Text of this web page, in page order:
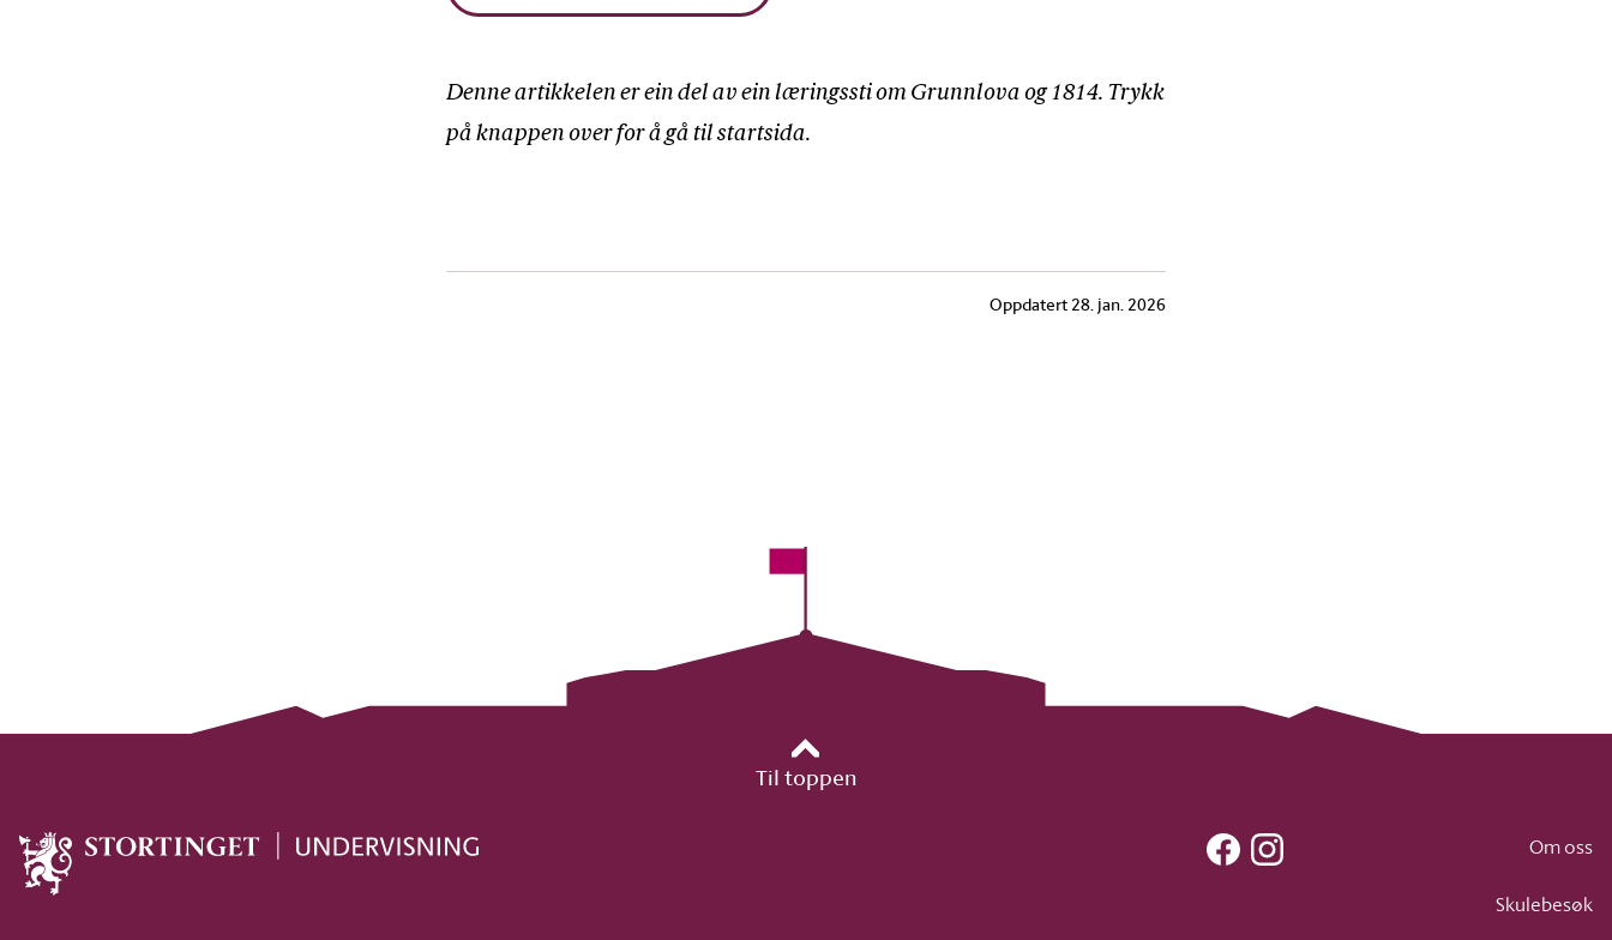
Denne artikkelen er ein del av ein læringssti om Grunnlova og 1814. Trykk
på knappen over for å gå til startsida.
Oppdatert28. jan. 2026
Til toppen
FacebookInstagram Om oss
Skulebesøk